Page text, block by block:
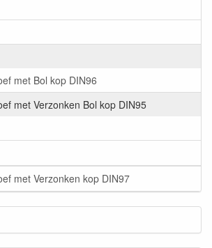
met Bol kop DIN96
met Verzonken Bol kop DIN95
met Verzonken kop DIN97